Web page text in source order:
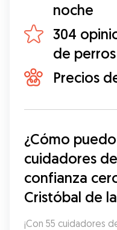
noche
304
de perros
Precios
¿Cómo
cuidadores
confianza
Cristóbal de
¡Con 55 cuidadores